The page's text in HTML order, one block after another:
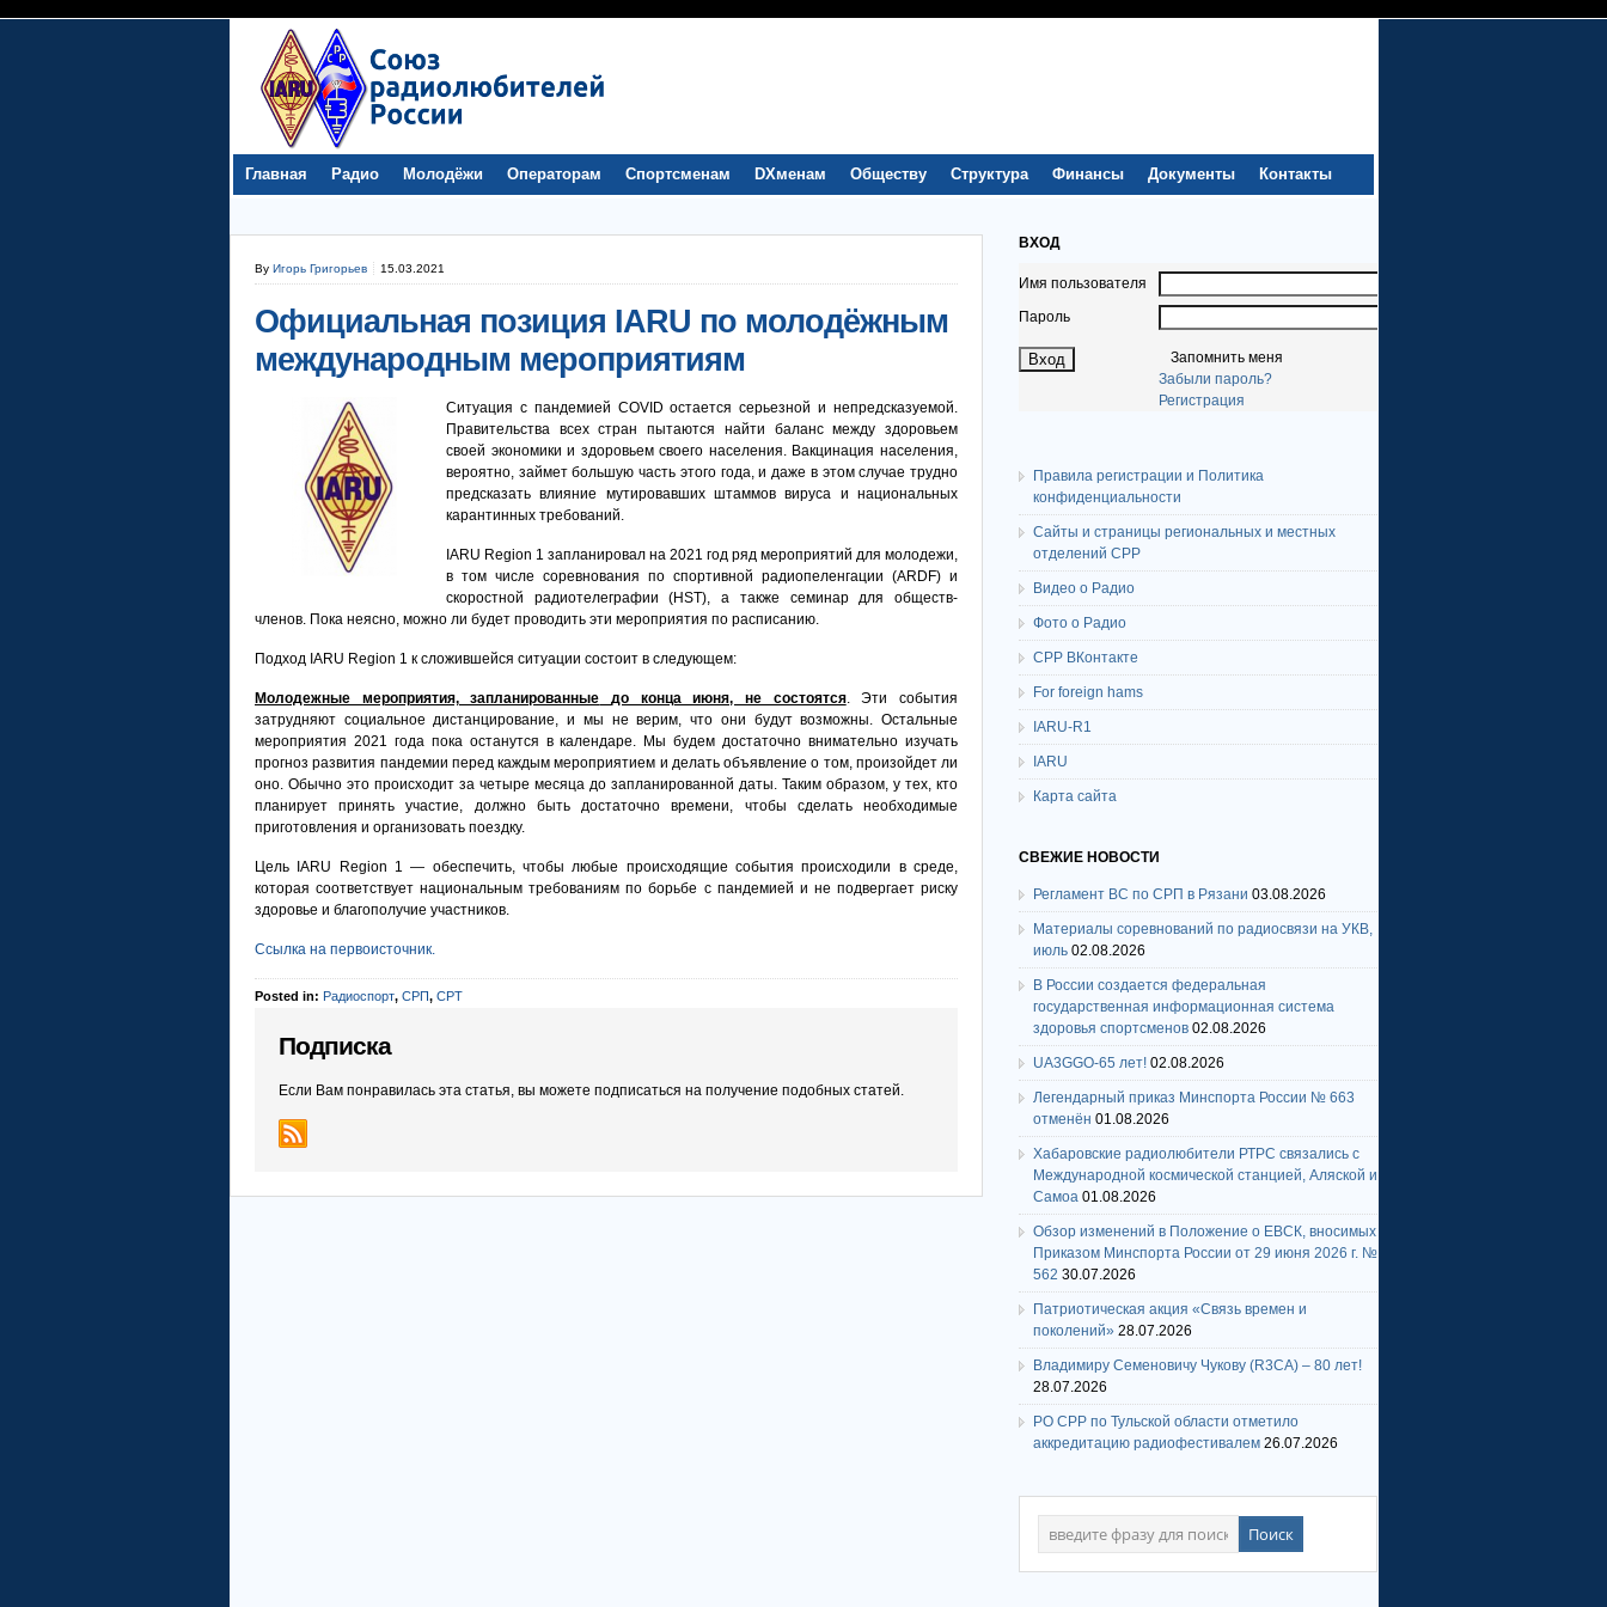
Главная Радио Молодёжи Операторам Спортсменам DXменам Обществу Структура Финансы Документы Контакты
By Игорь Григорьев 15.03.2021
Официальная позиция IARU по молодёжным
международным мероприятиям
Ситуация с пандемией COVID остается серьезной и непредсказуемой.
Правительства всех стран пытаются найти баланс между здоровьем
своей экономики и здоровьем своего населения. Вакцинация населения,
вероятно, займет большую часть этого года, и даже в этом случае трудно
предсказать влияние мутировавших штаммов вируса и национальных
карантинных требований.
IARU Region 1 запланировал на 2021 год ряд мероприятий для молодежи,
в том числе соревнования по спортивной радиопеленгации (ARDF) и
скоростной радиотелеграфии (HST), а также семинар для обществ-
членов. Пока неясно, можно ли будет проводить эти мероприятия по расписанию.
Подход IARU Region 1 к сложившейся ситуации состоит в следующем:
Молодежные мероприятия, запланированные до конца июня, не состоятся. Эти события
затрудняют социальное дистанцирование, и мы не верим, что они будут возможны. Остальные
мероприятия 2021 года пока останутся в календаре. Мы будем достаточно внимательно изучать
прогноз развития пандемии перед каждым мероприятием и делать объявление о том, произойдет ли
оно. Обычно это происходит за четыре месяца до запланированной даты. Таким образом, у тех, кто
планирует принять участие, должно быть достаточно времени, чтобы сделать необходимые
приготовления и организовать поездку.
Цель IARU Region 1 — обеспечить, чтобы любые происходящие события происходили в среде,
которая соответствует национальным требованиям по борьбе с пандемией и не подвергает риску
здоровье и благополучие участников.
Ссылка на первоисточник.
Posted in: Радиоспорт, СРП, СРТ
Подписка
Если Вам понравилась эта статья, вы можете подписаться на получение подобных статей.
ВХОД
Имя пользователя
Пароль
Запомнить меня
Забыли пароль?
Регистрация
Правила регистрации и Политика
конфиденциальности
Сайты и страницы региональных и местных
отделений СРР
Видео о Радио
Фото о Радио
СРР ВКонтакте
For foreign hams
IARU-R1
IARU
Карта сайта
СВЕЖИЕ НОВОСТИ
Регламент ВС по СРП в Рязани 03.08.2026
Материалы соревнований по радиосвязи на УКВ,
июль 02.08.2026
В России создается федеральная
государственная информационная система
здоровья спортсменов 02.08.2026
UA3GGO-65 лет! 02.08.2026
Легендарный приказ Минспорта России № 663
отменён 01.08.2026
Хабаровские радиолюбители РТРС связались с
Международной космической станцией, Аляской и
Самоа 01.08.2026
Обзор изменений в Положение о ЕВСК, вносимых
Приказом Минспорта России от 29 июня 2026 г. №
562 30.07.2026
Патриотическая акция «Связь времен и
поколений» 28.07.2026
Владимиру Семеновичу Чукову (R3CA) – 80 лет!
28.07.2026
РО СРР по Тульской области отметило
аккредитацию радиофестивалем 26.07.2026